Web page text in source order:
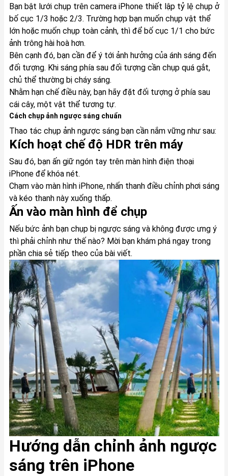
Bạn bật lưới chụp trên camera iPhone thiết lập tỷ lệ chụp ở
bố cục 1/3 hoặc 2/3. Trường hợp bạn muốn chụp vật thể
lớn hoặc muốn chụp toàn cảnh, thì để bố cục 1/1 cho bức
ảnh trông hài hoà hơn.
Bên cạnh đó, bạn cần để ý tới ảnh hưởng của ánh sáng đến
đối tượng. Khi sáng phía sau đối tượng cần chụp quá gắt,
chủ thể thường bị cháy sáng.
Nhằm hạn chế điều này, bạn hãy đặt đối tượng ở phía sau
cái cây, một vật thể tương tự.
Cách chụp ảnh ngược sáng chuẩn
Thao tác chụp ảnh ngược sáng bạn cần nắm vững như sau:
Kích hoạt chế độ HDR trên máy
Sau đó, bạn ấn giữ ngón tay trên màn hình điện thoại
iPhone để khóa nét.
Chạm vào màn hình iPhone, nhấn thanh điều chỉnh phơi sáng
và kéo thanh này xuống thấp.
Ấn vào màn hình để chụp
Nếu bức ảnh bạn chụp bị ngược sáng và không được ưng ý
thì phải chỉnh như thế nào? Mời bạn khám phá ngay trong
phần chia sẻ tiếp theo của bài viết.
Hướng dẫn chỉnh ảnh ngược
sáng trên iPhone